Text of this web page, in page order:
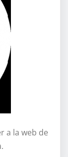
a la web de